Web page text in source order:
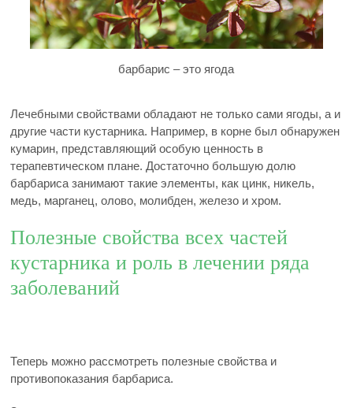
барбарис – это ягода
Лечебными свойствами обладают не только сами ягоды, а и
другие части кустарника. Например, в корне был обнаружен
кумарин, представляющий особую ценность в
терапевтическом плане. Достаточно большую долю
барбариса занимают такие элементы, как цинк, никель,
медь, марганец, олово, молибден, железо и хром.
Полезные свойства всех частей
кустарника и роль в лечении ряда
заболеваний
Теперь можно рассмотреть полезные свойства и
противопоказания барбариса.